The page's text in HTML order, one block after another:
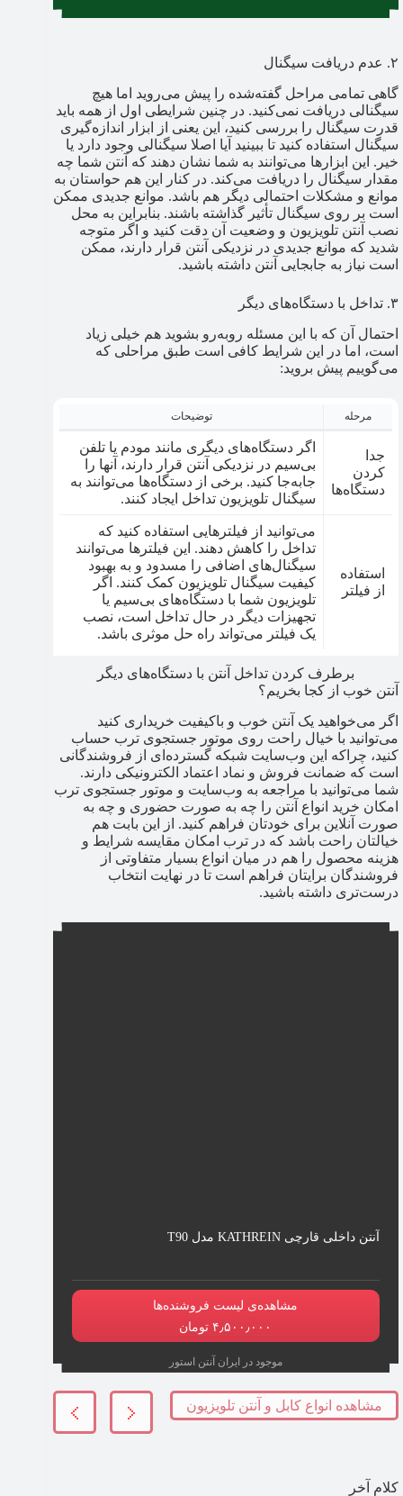
۲. عدم دریافت سیگنال
گاهی تمامی مراحل گفته‌شده را پیش‌ می‌روید اما هیچ
سیگنالی دریافت نمی‌کنید. در چنین شرایطی اول از همه باید
قدرت سیگنال را بررسی کنید، این یعنی از ابزار اندازه‌گیری
سیگنال استفاده کنید تا ببینید آیا اصلا سیگنالی وجود دارد یا
خیر. این ابزارها می‌توانند به شما نشان دهند که آنتن شما چه
مقدار سیگنال را دریافت می‌کند. در کنار این هم حواستان به
موانع و مشکلات احتمالی دیگر هم باشد. موانع جدیدی ممکن
است بر روی سیگنال تأثیر گذاشته باشند. بنابراین به محل
نصب آنتن تلویزیون و وضعیت آن دقت کنید و اگر متوجه
شدید که موانع جدیدی در نزدیکی آنتن قرار دارند، ممکن
است نیاز به جابجایی آنتن داشته باشید.
۳. تداخل با دستگاه‌های دیگر
احتمال آن که با این مسئله روبه‌رو بشوید هم خیلی زیاد
است، اما در این شرایط کافی است طبق مراحلی که
می‌گوییم پیش بروید:
مرحله توضیحات
جدا
کردن
دستگاه‌ها
اگر دستگاه‌های دیگری مانند مودم یا تلفن
بی‌سیم در نزدیکی آنتن قرار دارند، آنها را
جابه‌جا کنید. برخی از دستگاه‌ها می‌توانند به
سیگنال تلویزیون تداخل ایجاد کنند.
استفاده
از فیلتر
می‌توانید از فیلترهایی استفاده کنید که
تداخل را کاهش دهند. این فیلترها می‌توانند
سیگنال‌های اضافی را مسدود و به بهبود
کیفیت سیگنال تلویزیون کمک کنند. اگر
تلویزیون شما با دستگاه‌های بی‌سیم یا
تجهیزات دیگر در حال تداخل است، نصب
یک فیلتر می‌تواند راه‌ حل موثری باشد.
برطرف کردن تداخل آنتن با دستگاه‌های دیگر
آنتن خوب از کجا بخریم؟
اگر می‌خواهید یک آنتن خوب و باکیفیت خریداری کنید
می‌توانید با خیال راحت روی موتور جستجوی ترب حساب
کنید، چراکه این وب‌سایت شبکه گسترده‌ای از فروشندگانی
است که ضمانت فروش و نماد اعتماد الکترونیکی دارند.
شما می‌توانید با مراجعه به وب‌سایت و موتور جستجوی ترب
امکان خرید انواع آنتن را چه به صورت حضوری و چه به
صورت آنلاین برای خودتان فراهم کنید. از این بابت هم
خیالتان راحت باشد که در ترب امکان مقایسه شرایط و
هزینه محصول را هم در میان انواع بسیار متفاوتی از
فروشندگان برایتان فراهم است تا در نهایت انتخاب
درست‌تری داشته باشید.
آنتن داخلی قارچی KATHREIN مدل T90
مشاهده‌ی لیست فروشنده‌ها
۴٫۵۰۰٫۰۰۰ تومان
موجود در ایران آنتن استور
مشاهده انواع کابل و آنتن تلویزیون
کلام آخر